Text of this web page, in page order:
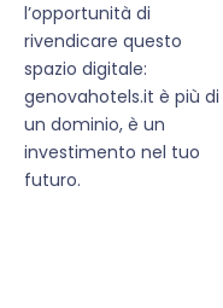
l’opportunità di
rivendicare questo
spazio digitale:
genovahotels.it è più di
un dominio, è un
investimento nel tuo
futuro.